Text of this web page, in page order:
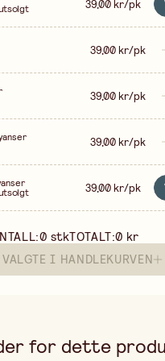
39,00 kr/pk
39,00 kr/pk
39,00 kr/pk
39,00 kr/pk
39,00 kr/pk
0 stkTOTALT:0 kr
VALGTE I HANDLEKURVEN
for dette